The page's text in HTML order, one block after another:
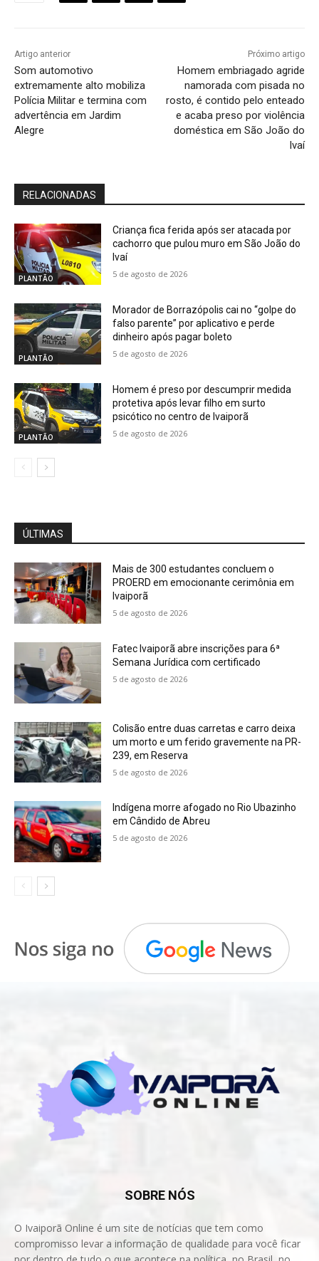
Artigo anterior
Som automotivo
extremamente alto mobiliza
Polícia Militar e termina com
advertência em Jardim
Alegre
Próximo artigo
Homem embriagado agride
namorada com pisada no
rosto, é contido pelo enteado
e acaba preso por violência
doméstica em São João do
Ivaí
RELACIONADAS
PLANTÃO
Criança fica ferida após ser atacada por
cachorro que pulou muro em São João do
Ivaí
5 de agosto de 2026
PLANTÃO
Morador de Borrazópolis cai no “golpe do
falso parente” por aplicativo e perde
dinheiro após pagar boleto
5 de agosto de 2026
PLANTÃO
Homem é preso por descumprir medida
protetiva após levar filho em surto
psicótico no centro de Ivaiporã
5 de agosto de 2026
ÚLTIMAS
Mais de 300 estudantes concluem o
PROERD em emocionante cerimônia em
Ivaiporã
5 de agosto de 2026
Fatec Ivaiporã abre inscrições para 6ª
Semana Jurídica com certificado
5 de agosto de 2026
Colisão entre duas carretas e carro deixa
um morto e um ferido gravemente na PR-
239, em Reserva
5 de agosto de 2026
Indígena morre afogado no Rio Ubazinho
em Cândido de Abreu
5 de agosto de 2026
SOBRE NÓS
O Ivaiporã Online é um site de notícias que tem como
compromisso levar a informação de qualidade para você ficar